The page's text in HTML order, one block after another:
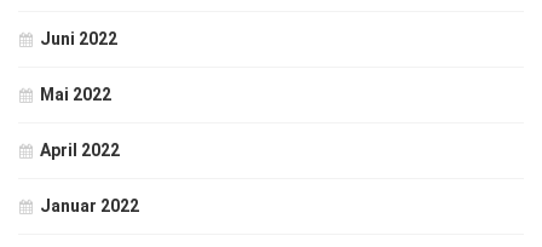
Juni 2022
Mai 2022
April 2022
Januar 2022